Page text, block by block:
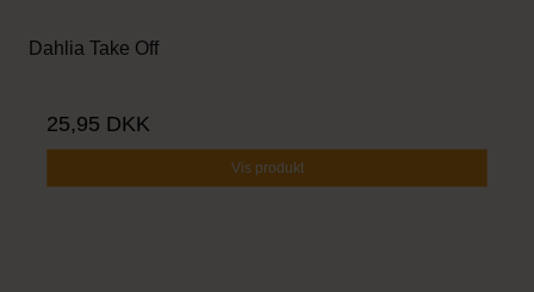
Dahlia Take Off
25,95 DKK
Vis produkt